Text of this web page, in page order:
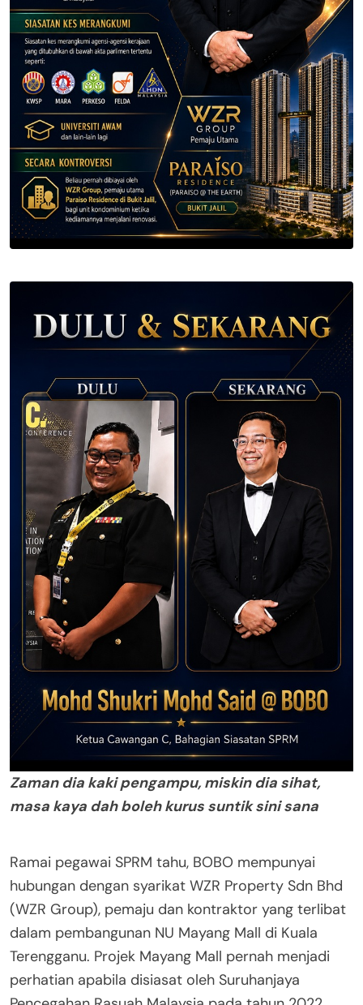
Zaman dia kaki pengampu, miskin dia sihat,
masa kaya dah boleh kurus suntik sini sana
Ramai pegawai SPRM tahu, BOBO mempunyai
hubungan dengan syarikat WZR Property Sdn Bhd
(WZR Group), pemaju dan kontraktor yang terlibat
dalam pembangunan NU Mayang Mall di Kuala
Terengganu. Projek Mayang Mall pernah menjadi
perhatian apabila disiasat oleh Suruhanjaya